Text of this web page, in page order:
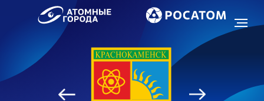
Союз «Атомные